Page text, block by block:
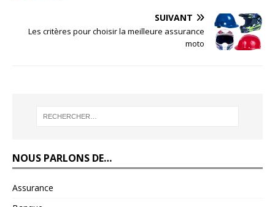
SUIVANT
Les critères pour choisir la meilleure assurance
moto
NOUS PARLONS DE…
Assurance